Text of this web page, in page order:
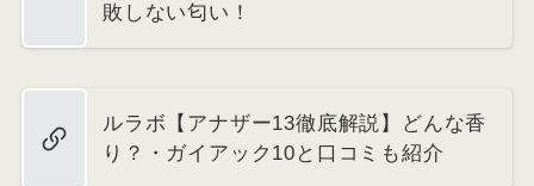
敗しない匂い！
ルラボ【アナザー13徹底解説】どんな香
り？・ガイアック10と口コミも紹介